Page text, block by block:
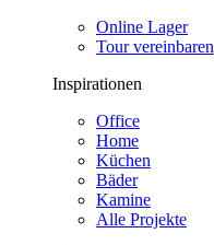
Online Lager
Tour vereinbaren
Inspirationen
Office
Home
Küchen
Bäder
Kamine
Alle Projekte